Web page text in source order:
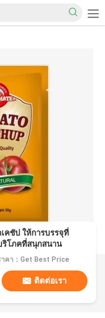
คชัป ให้การบรรจุที่
ริโภคที่สนุกสนาน
าคา：Get Best Price
ติดต่อเรา